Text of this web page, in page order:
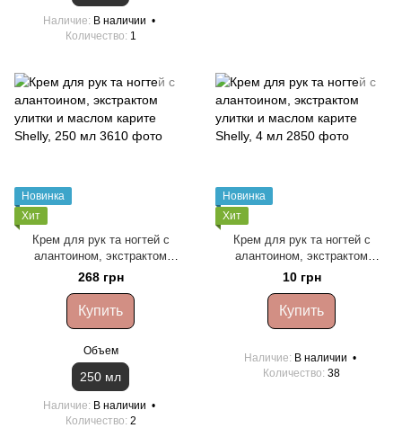
Наличие В наличии
Количество 1
Новинка
Хит
Крем для рук та ногтей с
алантоином, экстрактом
улитки и маслом карите Shelly,
250 мл
268 грн
Купить
Объем
250 мл
Наличие В наличии
Количество 2
Новинка
Хит
Крем для рук та ногтей с
алантоином, экстрактом
улитки и маслом карите Shelly,
4 мл
10 грн
Купить
Наличие В наличии
Количество 38